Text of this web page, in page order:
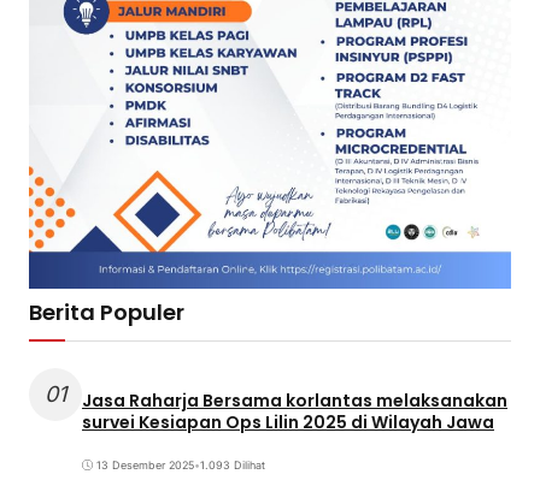
Berita Populer
01
Jasa Raharja Bersama korlantas melaksanakan
survei Kesiapan Ops Lilin 2025 di Wilayah Jawa
13 Desember 2025•1.093 Dilihat